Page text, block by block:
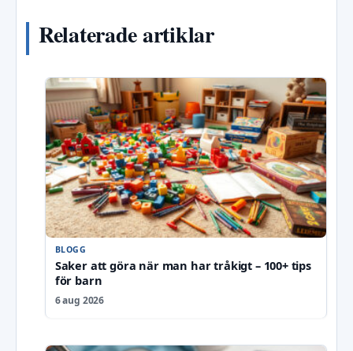
Relaterade artiklar
BLOGG
Saker att göra när man har tråkigt – 100+ tips
för barn
6 aug 2026